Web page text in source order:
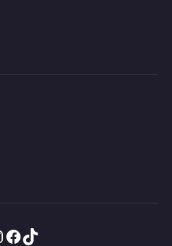
Facebook
TikTok